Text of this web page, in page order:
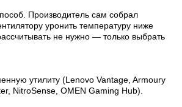
Производитель сам собрал
уронить температуру ниже
не нужно — только выбрать
утилиту (Lenovo Vantage, Armoury
NitroSense, OMEN Gaming Hub).